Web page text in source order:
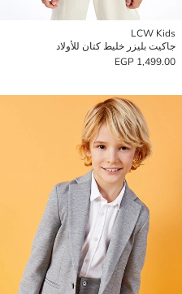
LCW Kids
جاكيت بليزر خليط كتان للأولاد
1,499.00 EGP